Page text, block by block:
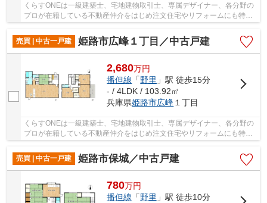
くらすONEは一級建築士、宅地建物取引士、専属デザイナー、各分野の
プロが在籍している不動産仲介をはじめ注文住宅やリフォームにも特化
しているお店です♪住まいに関する事は何でも気...
売買 | 中古一戸建
姫路市広峰１丁目／中古戸建
2,680万円
播但線 「野里 」駅 徒歩15分
- / 4LDK / 103.92㎡
兵庫県姫路市広峰 １丁目
くらすONEは一級建築士、宅地建物取引士、専属デザイナー、各分野の
プロが在籍している不動産仲介をはじめ注文住宅やリフォームにも特化
しているお店です♪住まいに関する事は何でも気...
売買 | 中古一戸建
姫路市保城／中古戸建
780万円
播但線 「野里 」駅 徒歩10分